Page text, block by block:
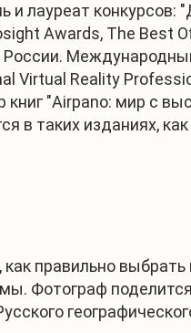
лауреат конкурсов:
Awards, The Best
России.
Virtual Reality
"Airpano: мир с
в таких изданиях, как
правильно
Фотограф